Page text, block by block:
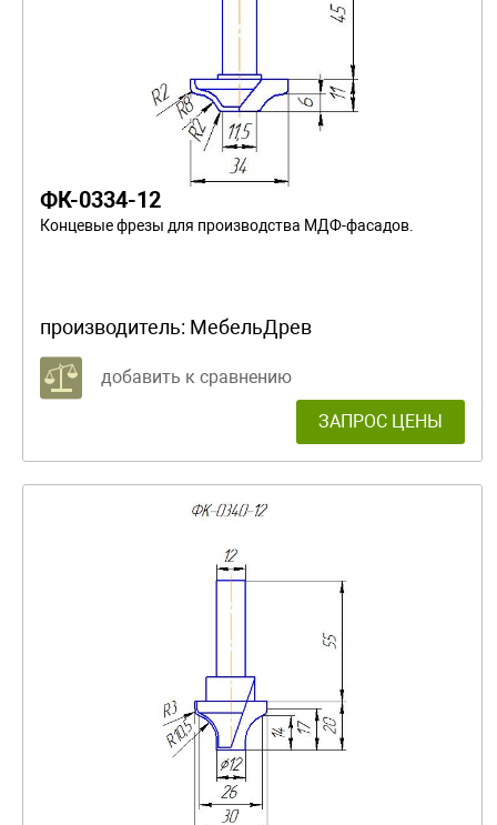
ФК-0334-12
Концевые фрезы для производства МДФ-фасадов.
производитель: МебельДрев
добавить к сравнению
ЗАПРОС ЦЕНЫ